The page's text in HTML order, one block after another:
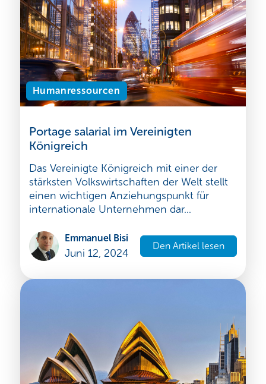
Humanressourcen
Portage salarial im Vereinigten
Königreich
Das Vereinigte Königreich mit einer der
stärksten Volkswirtschaften der Welt stellt
einen wichtigen Anziehungspunkt für
internationale Unternehmen dar...
Emmanuel Bisi
Juni 12, 2024
Den Artikel lesen